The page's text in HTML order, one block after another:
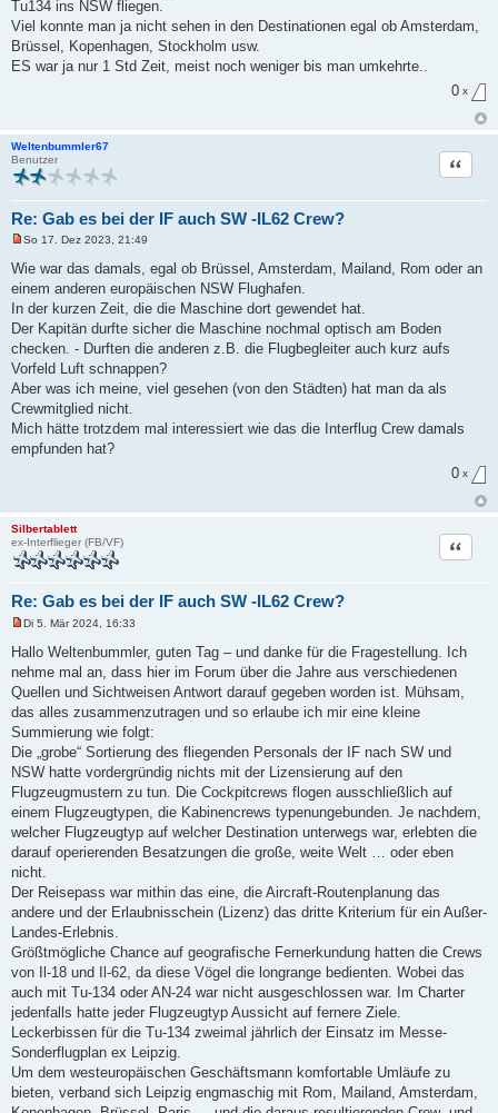
e
e
s
e
n
t
r
a
Tu134 ins NSW fliegen.
Viel konnte man ja nicht sehen in den Destinationen egal ob Amsterdam,
Brüssel, Kopenhagen, Stockholm usw.
ES war ja nur 1 Std Zeit, meist noch weniger bis man umkehrte..
0 x
Weltenbummler67
Benutzer
Re: Gab es bei der IF auch SW -IL62 Crew?
Zitat
n
g
e
e
s
n
e
B
e
i
t
r
So 17. Dez 2023, 21:49
Wie war das damals, egal ob Brüssel, Amsterdam, Mailand, Rom oder an
einem anderen europäischen NSW Flughafen.
In der kurzen Zeit, die die Maschine dort gewendet hat.
Der Kapitän durfte sicher die Maschine nochmal optisch am Boden
checken. - Durften die anderen z.B. die Flugbegleiter auch kurz aufs
Vorfeld Luft schnappen?
Aber was ich meine, viel gesehen (von den Städten) hat man da als
Crewmitglied nicht.
Mich hätte trotzdem mal interessiert wie das die Interflug Crew damals
empfunden hat?
0 x
Silbertablett
ex-Interflieger (FB/VF)
Re: Gab es bei der IF auch SW -IL62 Crew?
Zitat
n
g
e
e
s
n
e
r
B
e
t
r
g
Di 5. Mär 2024, 16:33
Hallo Weltenbummler, guten Tag – und danke für die Fragestellung. Ich
nehme mal an, dass hier im Forum über die Jahre aus verschiedenen
Quellen und Sichtweisen Antwort darauf gegeben worden ist. Mühsam,
das alles zusammenzutragen und so erlaube ich mir eine kleine
Summierung wie folgt:
Die „grobe“ Sortierung des fliegenden Personals der IF nach SW und
NSW hatte vordergründig nichts mit der Lizensierung auf den
Flugzeugmustern zu tun. Die Cockpitcrews flogen ausschließlich auf
einem Flugzeugtypen, die Kabinencrews typenungebunden. Je nachdem,
welcher Flugzeugtyp auf welcher Destination unterwegs war, erlebten die
darauf operierenden Besatzungen die große, weite Welt … oder eben
nicht.
Der Reisepass war mithin das eine, die Aircraft-Routenplanung das
andere und der Erlaubnisschein (Lizenz) das dritte Kriterium für ein Außer-
Landes-Erlebnis.
Größtmögliche Chance auf geografische Fernerkundung hatten die Crews
von Il-18 und Il-62, da diese Vögel die longrange bedienten. Wobei das
auch mit Tu-134 oder AN-24 war nicht ausgeschlossen war. Im Charter
jedenfalls hatte jeder Flugzeugtyp Aussicht auf fernere Ziele.
Leckerbissen für die Tu-134 zweimal jährlich der Einsatz im Messe-
Sonderflugplan ex Leipzig.
Um dem westeuropäischen Geschäftsmann komfortable Umläufe zu
bieten, verband sich Leipzig engmaschig mit Rom, Mailand, Amsterdam,